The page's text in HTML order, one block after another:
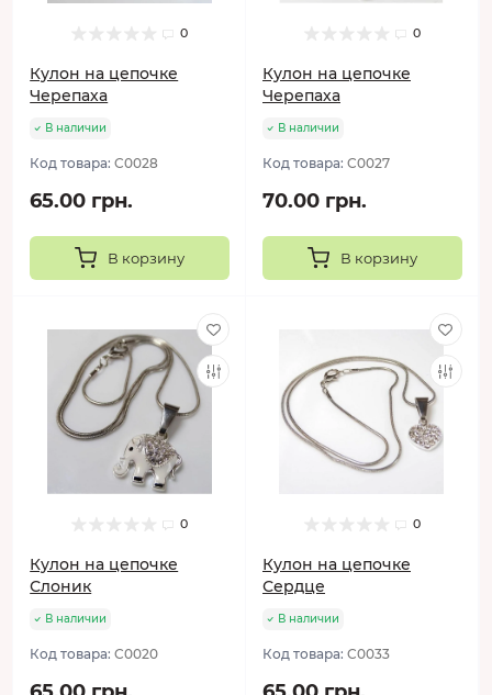
0
Кулон на цепочке
Черепаха
В наличии
Код товара:C0028
65.00 грн.
В корзину
0
Кулон на цепочке
Черепаха
В наличии
Код товара: C0027
70.00 грн.
В корзину
0
Кулон на цепочке
Слоник
В наличии
Код товара:C0020
0
Кулон на цепочке
Сердце
В наличии
Код товара: C0033